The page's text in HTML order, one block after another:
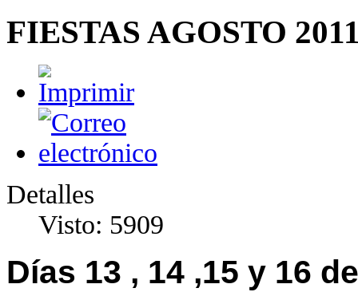
FIESTAS AGOSTO
Detalles
Visto: 5909
Días 13 , 14 ,15 y 16